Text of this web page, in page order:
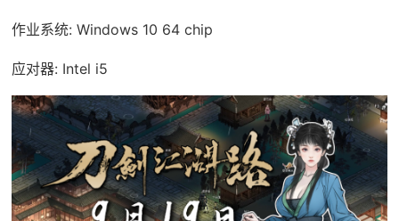
作业系统: Windows 10 64 chip
应对器: Intel i5